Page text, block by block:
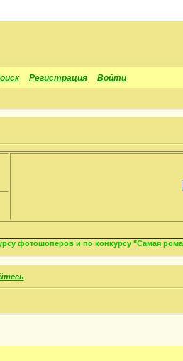
Регистрация Войти
фотошоперов и по конкурсу "Самая